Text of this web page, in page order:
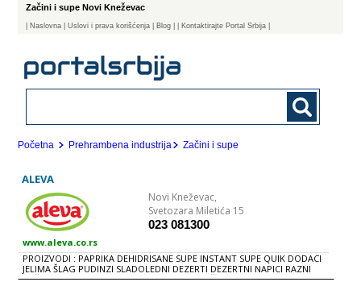
Začini i supe Novi Kneževac
Naslovna | Uslovi i prava korišćenja Blog | Kontaktirajte Portal Srbija |
Početna Prehrambena industrija Začini i supe
ALEVA
Novi Kneževac,
Svetozara Miletića 15
023 081300
www.aleva.co.rs
PROIZVODI : PAPRIKA DEHIDRISANE SUPE INSTANT SUPE QUIK DODACI
JELIMA ŠLAG PUDINZI SLADOLEDNI DEZERTI DEZERTNI NAPICI RAZNI
ZAČINSKI i PEKARSKI PROIZVODI REN i SENF ČAJEVI SOSOVI